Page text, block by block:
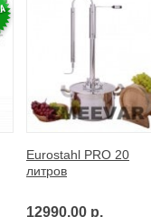
Eurostahl PRO 20
литров
12990.00 р.